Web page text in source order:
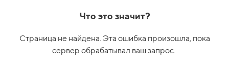
Что это значит?
Страница не найдена. Эта ошибка произошла, пока
сервер обрабатывал ваш запрос.